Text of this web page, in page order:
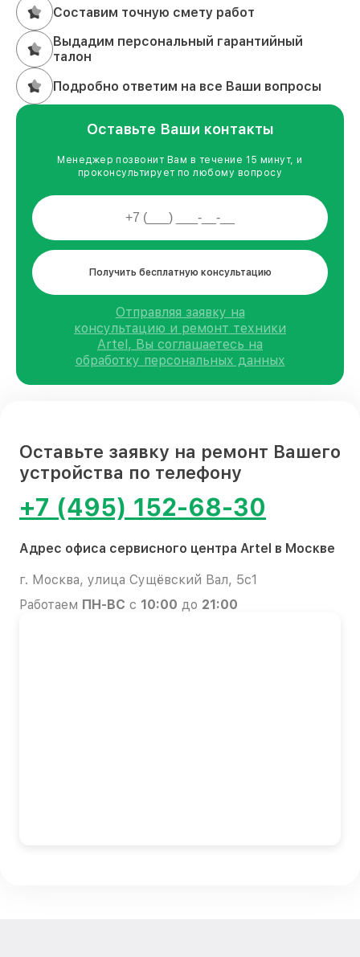
Составим точную смету работ
Выдадим персональный гарантийный
талон
Подробно ответим на все Ваши вопросы
Оставьте Ваши контакты
Менеджер позвонит Вам в течение 15 минут, и
проконсультирует по любому вопросу
Получить бесплатную консультацию
Отправляя заявку на
консультацию и ремонт техники
Artel, Вы соглашаетесь на
обработку персональных данных
Оставьте заявку на ремонт Вашего
устройства по телефону
+7 (495) 152-68-30
Адрес офиса сервисного центра Artel в Москве
г. Москва, улица Сущёвский Вал, 5с1
Работаем ПН-ВС с 10:00 до 21:00